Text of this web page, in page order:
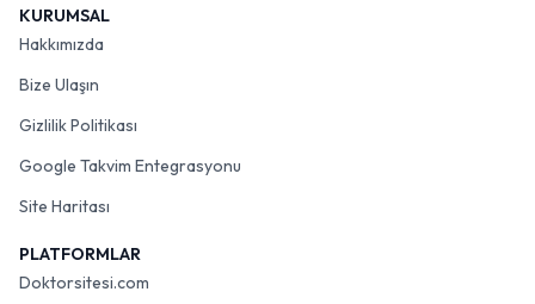
KURUMSAL
Hakkımızda
Bize Ulaşın
Gizlilik Politikası
Google Takvim Entegrasyonu
Site Haritası
PLATFORMLAR
Doktorsitesi.com